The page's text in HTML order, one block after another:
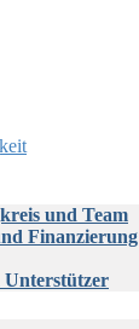
und Team
Finanzierung